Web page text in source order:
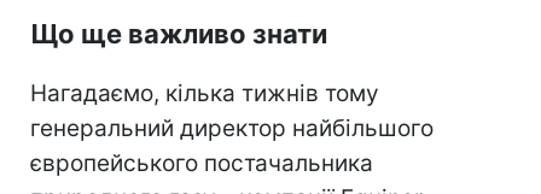
Що ще важливо знати
Нагадаємо, кілька тижнів тому
генеральний директор найбільшого
європейського постачальника